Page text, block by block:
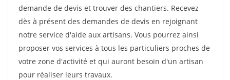
demande de devis et trouver des chantiers. Recevez
dès à présent des demandes de devis en rejoignant
notre service d'aide aux artisans. Vous pourrez ainsi
proposer vos services à tous les particuliers proches de
votre zone d'activité et qui auront besoin d'un artisan
pour réaliser leurs travaux.